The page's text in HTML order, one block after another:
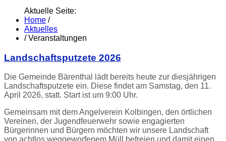
Aktuelle Seite:
Home /
Aktuelles
/ Veranstaltungen
Landschaftsputzete 2026
Die Gemeinde Bärenthal lädt bereits heute zur diesjährigen
Landschaftsputzete ein. Diese findet am Samstag, den 11.
April 2026, statt. Start ist um 9:00 Uhr.
Gemeinsam mit dem Angelverein Kolbingen, den örtlichen
Vereinen, der Jugendfeuerwehr sowie engagierten
Bürgerinnen und Bürgern möchten wir unsere Landschaft